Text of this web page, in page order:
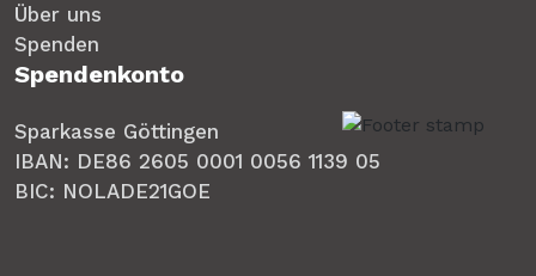
Über uns
Spenden
Spendenkonto
Sparkasse Göttingen
IBAN: DE86 2605 0001 0056 1139 05
BIC: NOLADE21GOE